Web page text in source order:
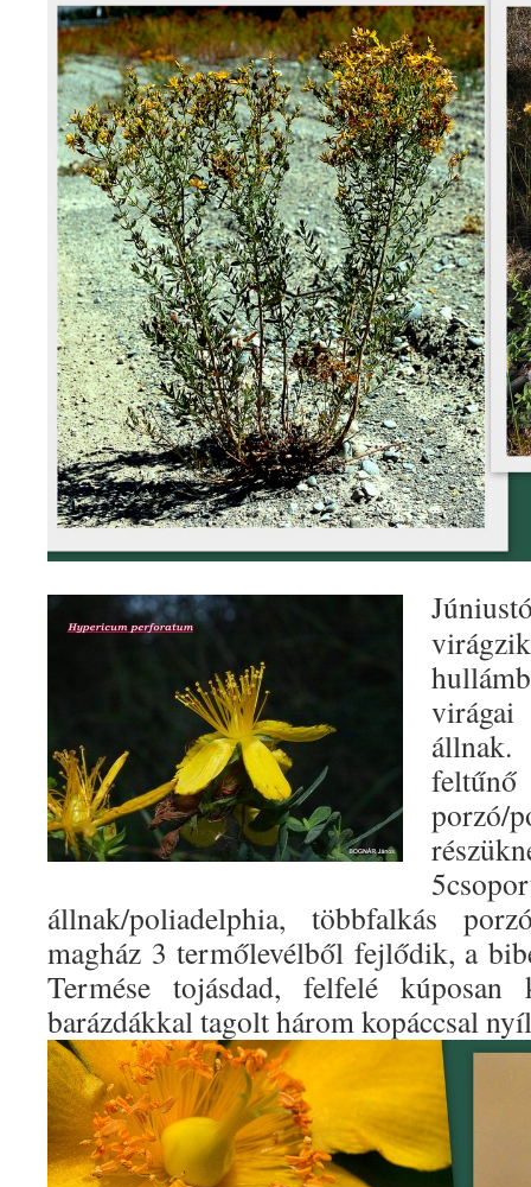
porzó/
állnak/poliadelphia, többfalkás
magház 3 termőlevélből fejlődik, a
Termése tojásdad, felfelé kúposan
barázdákkal tagolt három kopáccsal